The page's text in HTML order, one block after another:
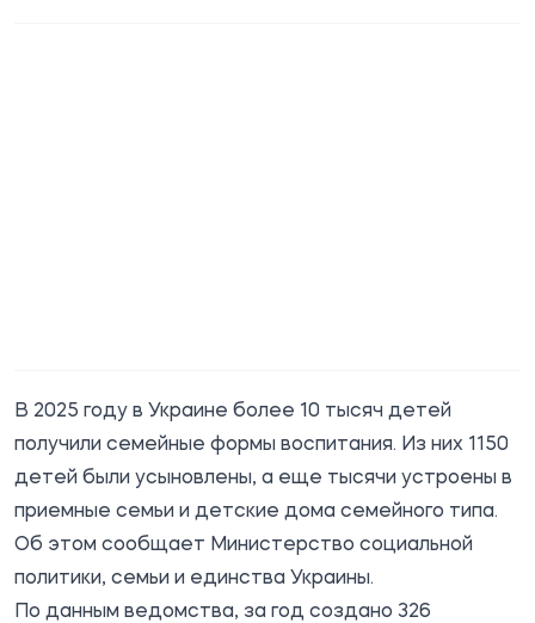
В 2025 году в Украине более 10 тысяч детей
получили семейные формы воспитания. Из них 1150
детей были усыновлены, а еще тысячи устроены в
приемные семьи и детские дома семейного типа.
Об этом сообщает Министерство социальной
политики, семьи и единства Украины.
По данным ведомства, за год создано 326